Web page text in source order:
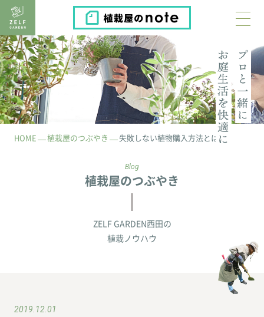
植栽屋のnote
HOME 植栽屋のつぶやき 失敗しない植物購入方法とは？
Blog
植栽屋のつぶやき
ZELF GARDEN西田の
植栽ノウハウ
2019.12.01